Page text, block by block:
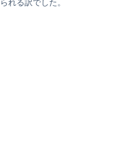
れる訳でした。